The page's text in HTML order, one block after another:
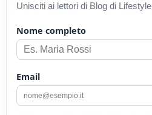
Unisciti ai lettori di Blog di Lifestyle
Nome completo
Email